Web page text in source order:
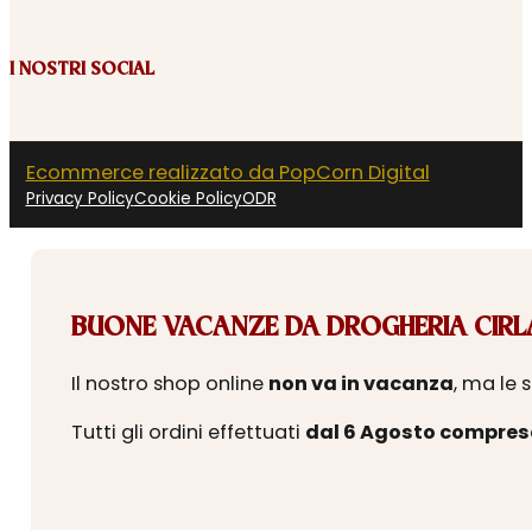
I NOSTRI SOCIAL
Ecommerce realizzato da PopCorn Digital
Privacy PolicyCookie PolicyODR
BUONE VACANZE DA DROGHERIA
Il nostro shop online non va in vacanza, ma le
Tutti gli ordini effettuati dal 6 Agosto